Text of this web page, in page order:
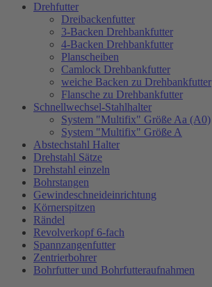
Drehfutter
Dreibackenfutter
3-Backen Drehbankfutter
4-Backen Drehbankfutter
Planscheiben
Camlock Drehbankfutter
weiche Backen zu Drehbankfutter
Flansche zu Drehbankfutter
Schnellwechsel-Stahlhalter
System "Multifix" Größe Aa (A0)
System "Multifix" Größe A
Abstechstahl Halter
Drehstahl Sätze
Drehstahl einzeln
Bohrstangen
Gewindeschneideinrichtung
Körnerspitzen
Rändel
Revolverkopf 6-fach
Spannzangenfutter
Zentrierbohrer
Bohrfutter und Bohrfutteraufnahmen